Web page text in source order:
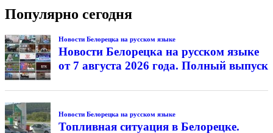
Популярно сегодня
Новости Белорецка на русском языке
Новости Белорецка на русском языке
от 7 августа 2026 года. Полный выпуск
Новости Белорецка на русском языке
Топливная ситуация в Белорецке.